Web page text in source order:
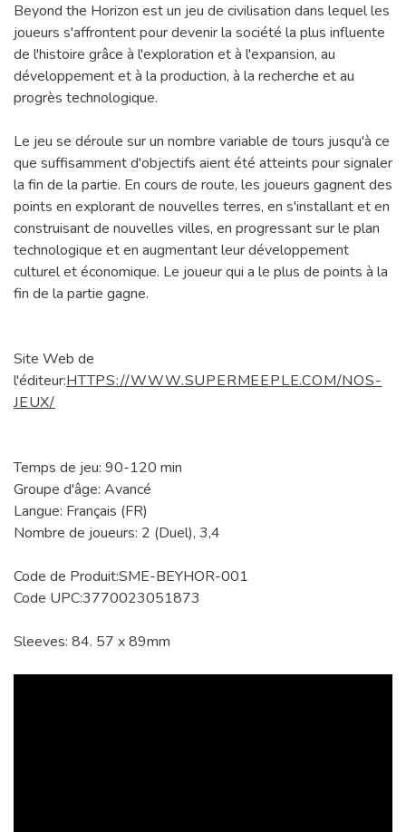
Beyond the Horizon est un jeu de civilisation dans lequel les
joueurs s'affrontent pour devenir la société la plus influente
de l'histoire grâce à l'exploration et à l'expansion, au
développement et à la production, à la recherche et au
progrès technologique.
Le jeu se déroule sur un nombre variable de tours jusqu'à ce
que suffisamment d'objectifs aient été atteints pour signaler
la fin de la partie. En cours de route, les joueurs gagnent des
points en explorant de nouvelles terres, en s'installant et en
construisant de nouvelles villes, en progressant sur le plan
technologique et en augmentant leur développement
culturel et économique. Le joueur qui a le plus de points à la
fin de la partie gagne.
Site Web de
l'éditeur:HTTPS://WWW.SUPERMEEPLE.COM/NOS-
JEUX/
Temps de jeu: 90-120 min
Groupe d'âge: Avancé
Langue: Français (FR)
Nombre de joueurs: 2 (Duel), 3,4
Code de Produit:SME-BEYHOR-001
Code UPC:3770023051873
Sleeves: 84. 57 x 89mm